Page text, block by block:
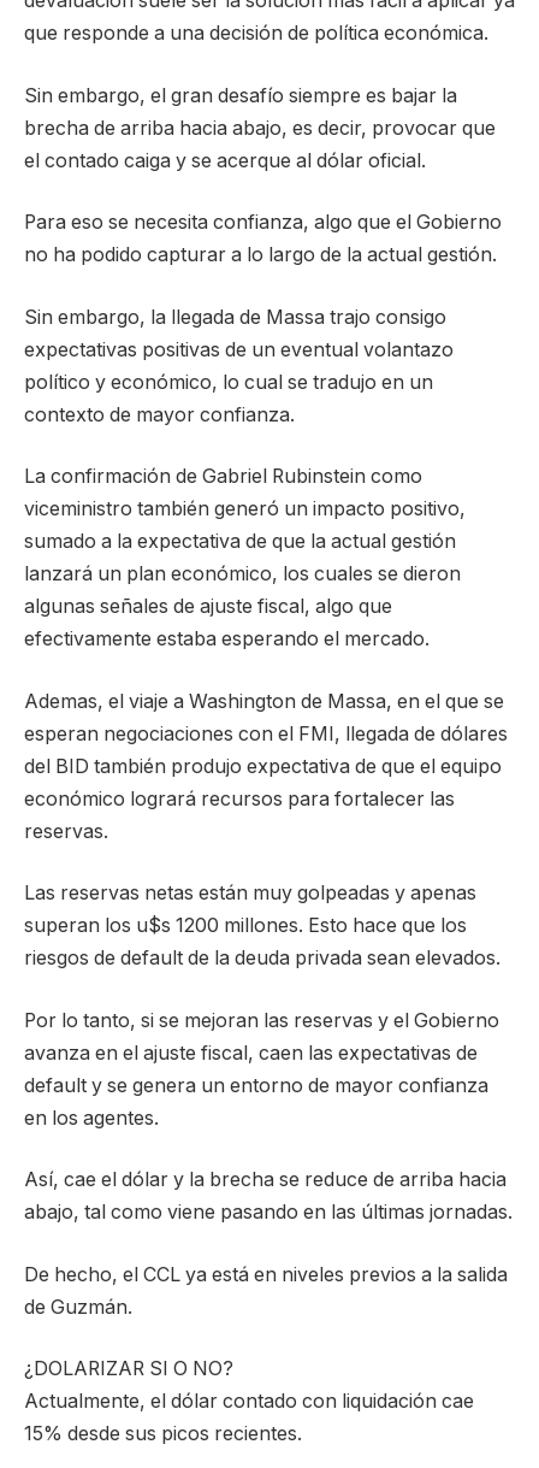
que responde a una decisión de política económica.
Sin embargo, el gran desafío siempre es bajar la
brecha de arriba hacia abajo, es decir, provocar que
el contado caiga y se acerque al dólar oficial.
Para eso se necesita confianza, algo que el Gobierno
no ha podido capturar a lo largo de la actual gestión.
Sin embargo, la llegada de Massa trajo consigo
expectativas positivas de un eventual volantazo
político y económico, lo cual se tradujo en un
contexto de mayor confianza.
La confirmación de Gabriel Rubinstein como
viceministro también generó un impacto positivo,
sumado a la expectativa de que la actual gestión
lanzará un plan económico, los cuales se dieron
algunas señales de ajuste fiscal, algo que
efectivamente estaba esperando el mercado.
Ademas, el viaje a Washington de Massa, en el que se
esperan negociaciones con el FMI, llegada de dólares
del BID también produjo expectativa de que el equipo
económico logrará recursos para fortalecer las
reservas.
Las reservas netas están muy golpeadas y apenas
superan los u$s 1200 millones. Esto hace que los
riesgos de default de la deuda privada sean elevados.
Por lo tanto, si se mejoran las reservas y el Gobierno
avanza en el ajuste fiscal, caen las expectativas de
default y se genera un entorno de mayor confianza
en los agentes.
Así, cae el dólar y la brecha se reduce de arriba hacia
abajo, tal como viene pasando en las últimas jornadas.
De hecho, el CCL ya está en niveles previos a la salida
de Guzmán.
¿DOLARIZAR SI O NO?
Actualmente, el dólar contado con liquidación cae
15% desde sus picos recientes.